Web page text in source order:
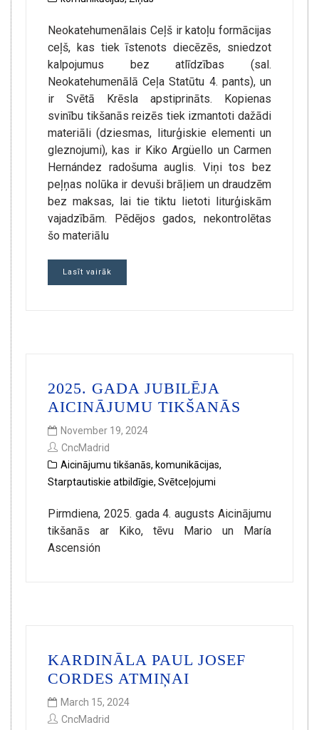
Neokatehumenālais Ceļš ir katoļu formācijas
ceļš, kas tiek īstenots diecēzēs, sniedzot
kalpojumus bez atlīdzības (sal.
Neokatehumenālā Ceļa Statūtu 4. pants), un
ir Svētā Krēsla apstiprināts. Kopienas
svinību tikšanās reizēs tiek izmantoti dažādi
materiāli (dziesmas, liturģiskie elementi un
gleznojumi), kas ir Kiko Argüello un Carmen
Hernández radošuma auglis. Viņi tos bez
peļņas nolūka ir devuši brāļiem un draudzēm
bez maksas, lai tie tiktu lietoti liturģiskām
vajadzībām. Pēdējos gados, nekontrolētas
šo materiālu
Lasīt vairāk
2025. GADA JUBILĒJA
AICINĀJUMU TIKŠANĀS
November 19, 2024
CncMadrid
Aicinājumu tikšanās, komunikācijas,
Starptautiskie atbildīgie, Svētceļojumi
Pirmdiena, 2025. gada 4. augusts Aicinājumu
tikšanās ar Kiko, tēvu Mario un María
Ascensión
KARDINĀLA PAUL JOSEF
CORDES ATMIŅAI
March 15, 2024
CncMadrid